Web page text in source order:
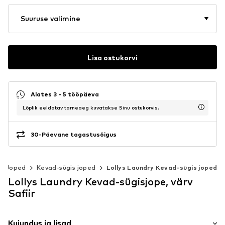
Suuruse valimine
Lisa ostukorvi
Alates 3 - 5 tööpäeva
Lõplik eeldatav tarneaeg kuvatakse Sinu ostukorvis.
30-Päevane tagastusõigus
Joped Kevad-sügis joped Lollys Laundry Kevad-sügis joped
Lollys Laundry Kevad-sügisjope, värv
Safiir